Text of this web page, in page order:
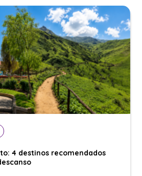
4 destinos recomendados